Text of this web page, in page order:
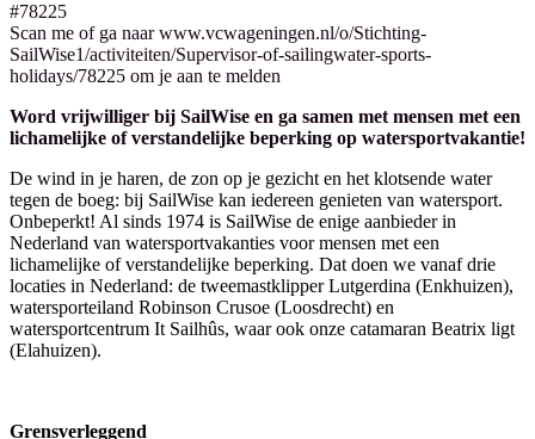
#78225
Scan me of ga naar www.vcwageningen.nl/o/Stichting-
SailWise1/activiteiten/Supervisor-of-sailingwater-sports-
holidays/78225 om je aan te melden
Word vrijwilliger bij SailWise en ga samen met mensen met een
lichamelijke of verstandelijke beperking op watersportvakantie!
De wind in je haren, de zon op je gezicht en het klotsende water
tegen de boeg: bij SailWise kan iedereen genieten van watersport.
Onbeperkt! Al sinds 1974 is SailWise de enige aanbieder in
Nederland van watersportvakanties voor mensen met een
lichamelijke of verstandelijke beperking. Dat doen we vanaf drie
locaties in Nederland: de tweemastklipper Lutgerdina (Enkhuizen),
watersporteiland Robinson Crusoe (Loosdrecht) en
watersportcentrum It Sailhûs, waar ook onze catamaran Beatrix ligt
(Elahuizen).
Grensverleggend